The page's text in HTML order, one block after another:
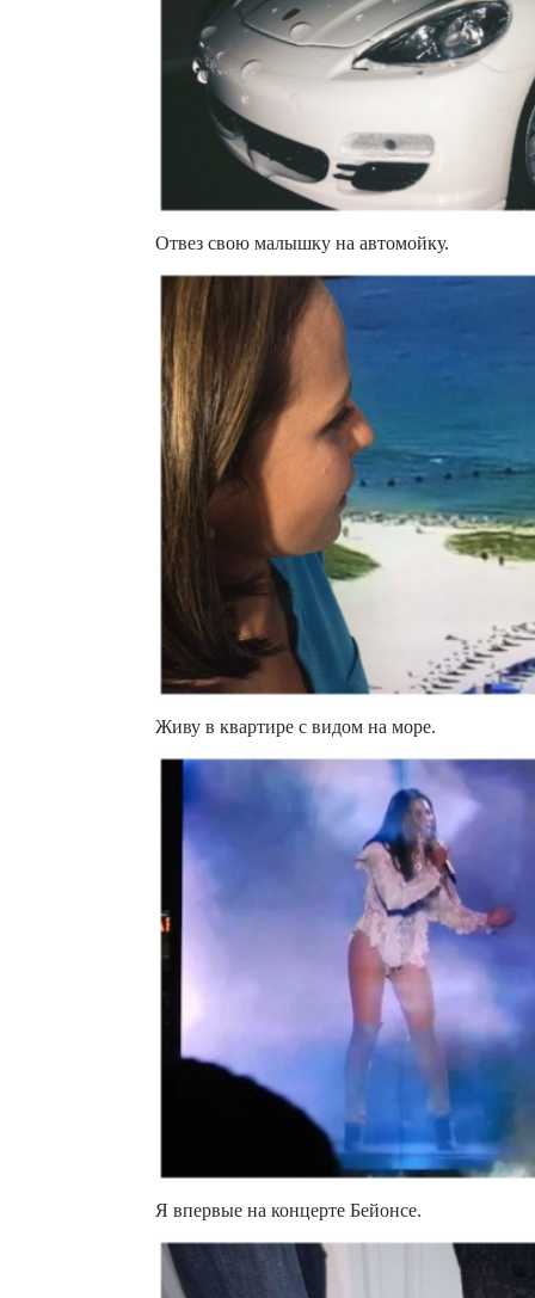
Отвез свою малышку на автомойку.
Живу в квартире с видом на море.
Я впервые на концерте Бейонсе.